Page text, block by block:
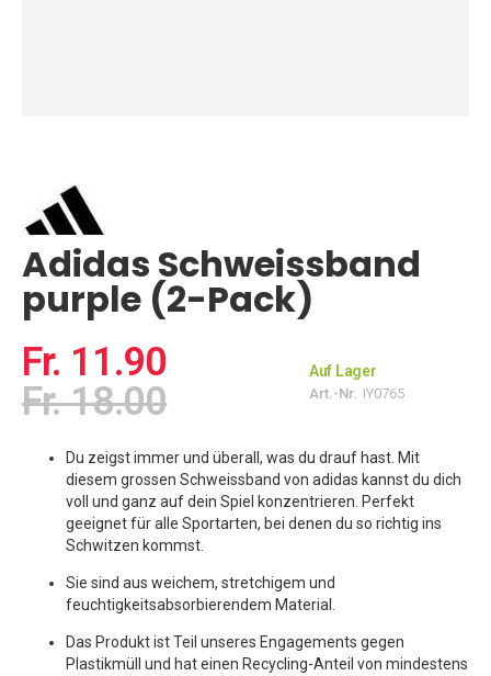
Bildgalerie
springen
Adidas Schweissband
purple (2-Pack)
Fr. 11.90
Fr. 18.00
Auf Lager
Art.-Nr. IY0765
Du zeigst immer und überall, was du drauf hast. Mit
diesem grossen Schweissband von adidas kannst du dich
voll und ganz auf dein Spiel konzentrieren. Perfekt
geeignet für alle Sportarten, bei denen du so richtig ins
Schwitzen kommst.
Sie sind aus weichem, stretchigem und
feuchtigkeitsabsorbierendem Material.
Das Produkt ist Teil unseres Engagements gegen
Plastikmüll und hat einen Recycling-Anteil von mindestens